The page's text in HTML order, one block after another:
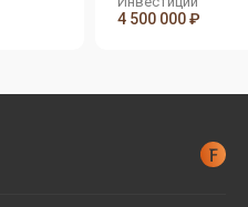
4 500 000 ₽